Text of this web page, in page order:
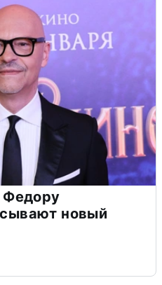
Федору
новый